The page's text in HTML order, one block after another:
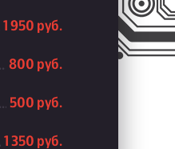
1 950 руб.
800 руб.
500 руб.
1 350 руб.